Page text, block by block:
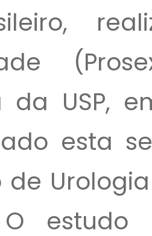
da USP,
esta
de
O